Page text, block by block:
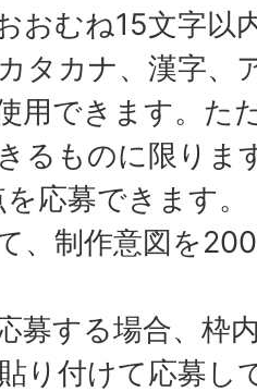
おむね15文字以
タカナ、漢字、
用できます。た
るものに限りま
応募できます。
、制作意図を
募する場合、枠
り付けて応募し